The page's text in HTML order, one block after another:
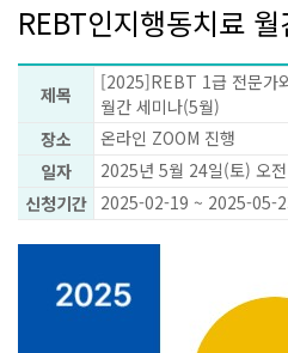
REBT인지행동치료
제목
[2025]REBT 1급 전문가
월간 세미나(5월)
장소
온라인 ZOOM 진행
일자
2025년 5월 24일(토) 오
신청기간
2025-02-19 ~ 2025-05-